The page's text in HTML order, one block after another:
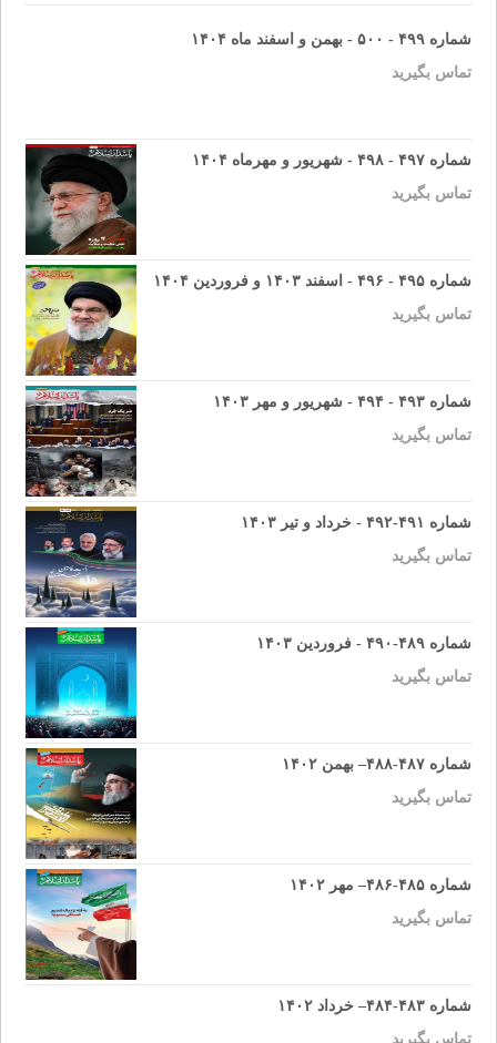
شماره ۴۹۹ - ۵۰۰ - بهمن و اسفند ماه ۱۴۰۴
تماس بگیرید
شماره ۴۹۷ - ۴۹۸ - شهریور و مهرماه ۱۴۰۴
تماس بگیرید
شماره ۴۹۵ - ۴۹۶ - اسفند ۱۴۰۳ و فروردین ۱۴۰۴
تماس بگیرید
شماره ۴۹۳ - ۴۹۴ - شهریور و مهر ۱۴۰۳
تماس بگیرید
شماره ۴۹۱-۴۹۲ - خرداد و تیر ۱۴۰۳
تماس بگیرید
شماره ۴۸۹-۴۹۰ - فروردین ۱۴۰۳
تماس بگیرید
شماره ۴۸۷-۴۸۸– بهمن ۱۴۰۲
تماس بگیرید
شماره ۴۸۵-۴۸۶– مهر ۱۴۰۲
تماس بگیرید
شماره ۴۸۳-۴۸۴– خرداد ۱۴۰۲
تماس بگیرید